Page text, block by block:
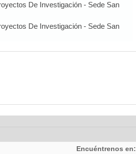
De Investigación - Sede San
De Investigación - Sede San
Encuéntrenos en: